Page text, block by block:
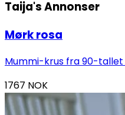
Taija'sAnnonser
Mørk rosa
Mummi-krus fra 90-
1767 NOK